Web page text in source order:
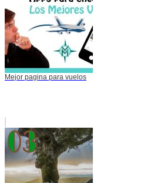
Mejor pagina para vuelos